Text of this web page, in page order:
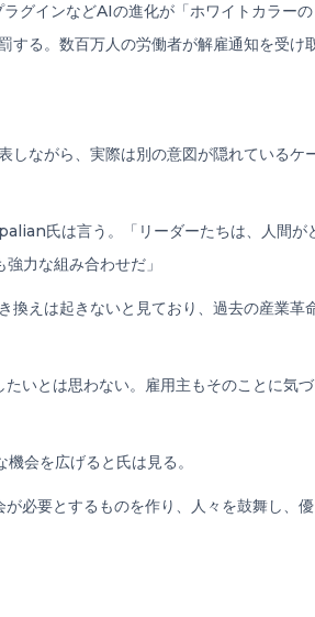
インなどAIの進化が「ホワイトカラーの
する。数百万人の労働者が解雇通知を受け
ながら、実際は別の意図が隠れているケ
氏は言う。「リーダーたちは、人間が
力な組み合わせだ」
えは起きないと見ており、過去の産業革
いとは思わない。雇用主もそのことに気づ
会を広げると氏は見る。
必要とするものを作り、人々を鼓舞し、優